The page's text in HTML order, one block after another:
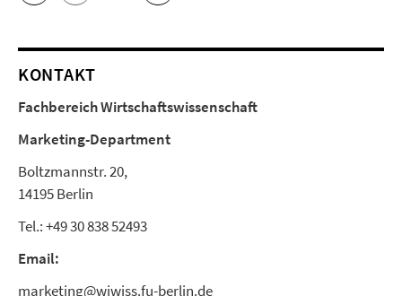
KONTAKT
Fachbereich Wirtschaftswissenschaft
Marketing-Department
Boltzmannstr. 20,
14195 Berlin
Tel.: +49 30 838 52493
Email:
marketing@wiwiss.fu-berlin.de